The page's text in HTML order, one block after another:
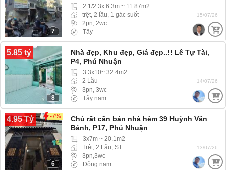
7
2.1/2.3x 6.3m ~ 11.87m2
trệt, 2 lầu, 1 gác suốt
2pn, 2wc
Tây
15/07/26
5.85 tỷ
8
Nhà đẹp, Khu đẹp, Giá đẹp..!! Lê Tự Tài,
P4, Phú Nhuận
3.3x10~ 32.4m2
2 Lầu
3pn, 3wc
Tây nam
14/07/26
4.95 Tỷ -7%
6
Chủ rất cần bán nhà hẻm 39 Huỳnh Văn
Bánh, P17, Phú Nhuận
3x7m ~ 20.1m2
Trệt, 2 Lầu, ST
3pn,3wc
Đông nam
13/07/26